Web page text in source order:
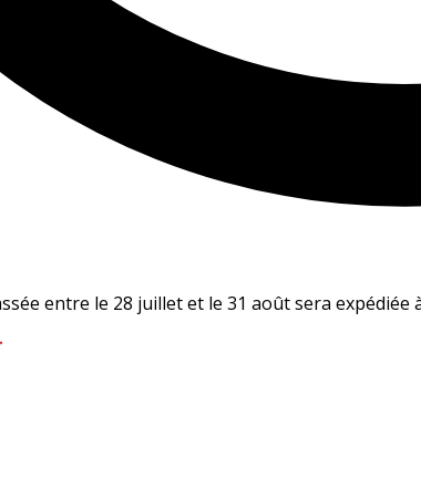
entre le 28 juillet et le 31 août sera expédiée